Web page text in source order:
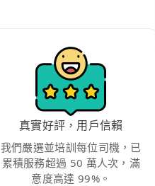
真實好評，用戶信賴
我們嚴選並培訓每位司機，已
累積服務超過 50 萬人次，滿
意度高達 99%。